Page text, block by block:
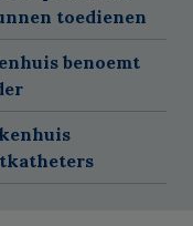
toedienen
benoemt